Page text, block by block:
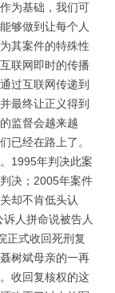
为基础，我们可
够做到让每个人
其案件的特殊性
联网即时的传播
过互联网传递到
最终让正义得到
监督会越来越
已经在路上了。
1995年判决此案
决；2005年案件
却不肯低头认
人拼命说被告人
正式收回死刑复
树斌母亲的一再
收回复核权的这